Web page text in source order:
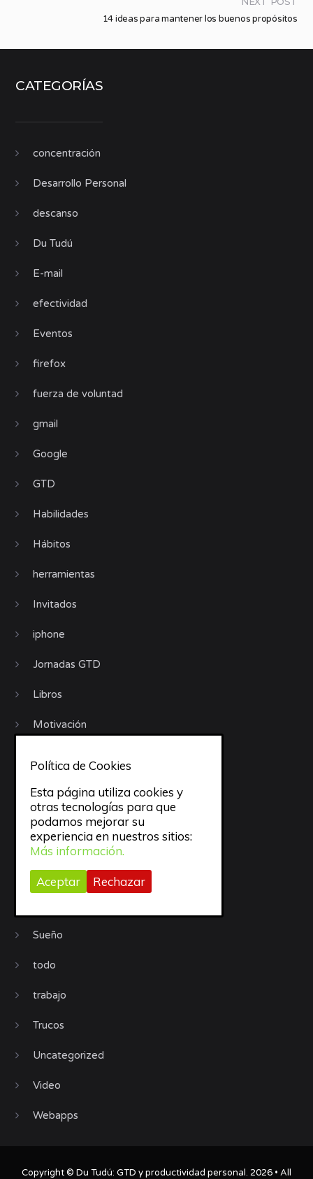
14 ideas para mantener los buenos propósitos
CATEGORÍAS
concentración
Desarrollo Personal
descanso
Du Tudú
E-mail
efectividad
Eventos
firefox
fuerza de voluntad
gmail
Google
GTD
Habilidades
Hábitos
herramientas
Invitados
iphone
Jornadas GTD
Libros
Motivación
objetivos
Organización
Procrastinación
Productividad
Sueño
todo
trabajo
Trucos
Uncategorized
Video
Webapps
Copyright © Du Tudú: GTD y productividad personal. 2026 • All
Política de Cookies
Esta página utiliza cookies y
otras tecnologías para que
podamos mejorar su
experiencia en nuestros sitios:
Más información.
Aceptar Rechazar